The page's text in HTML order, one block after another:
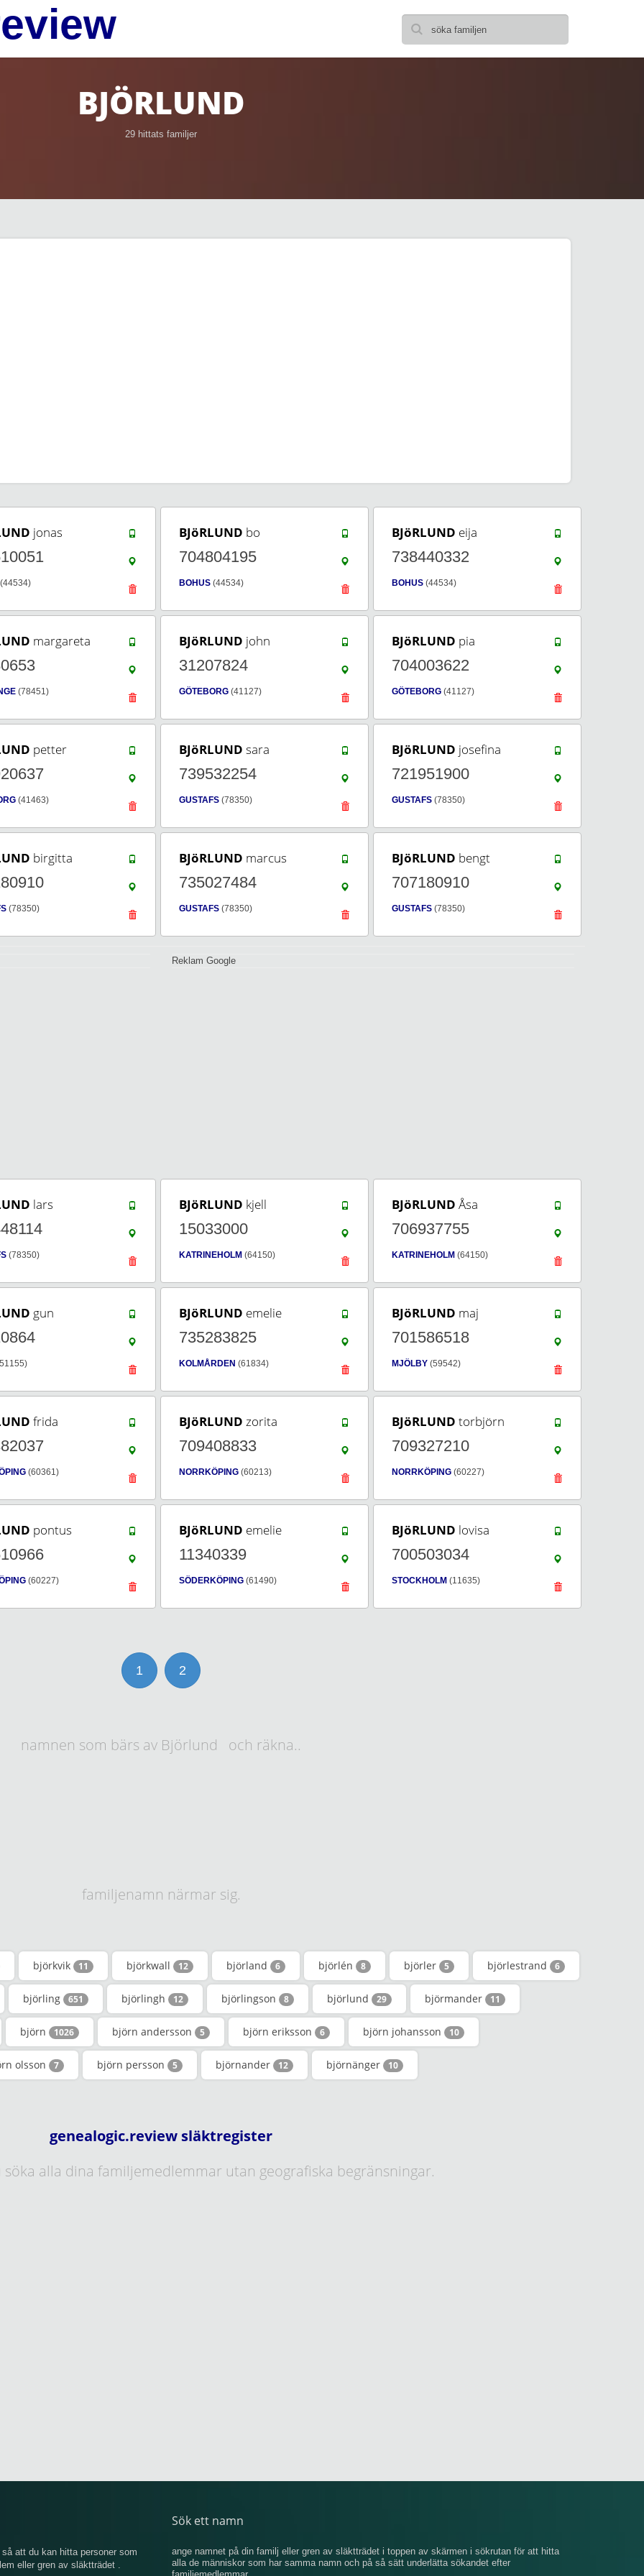
BJÖRLUND
29 hittats familjer
jonas
(44534)
BJöRLUND bo
704804195
BOHUS (44534)
BJöRLUND eija
738440332
BOHUS (44534)
margareta
(78451)
BJöRLUND john
31207824
GÖTEBORG (41127)
BJöRLUND pia
704003622
GÖTEBORG (41127)
petter
(41463)
BJöRLUND sara
739532254
GUSTAFS (78350)
BJöRLUND josefina
721951900
GUSTAFS (78350)
birgitta
(78350)
BJöRLUND marcus
735027484
GUSTAFS (78350)
BJöRLUND bengt
707180910
GUSTAFS (78350)
Reklam Google
lars
(78350)
BJöRLUND kjell
15033000
KATRINEHOLM (64150)
BJöRLUND Åsa
706937755
KATRINEHOLM (64150)
gun BJöRLUND emelie
735283825
KOLMÅRDEN (61834)
BJöRLUND maj
701586518
MJÖLBY (59542)
frida
(60361)
BJöRLUND zorita
709408833
NORRKÖPING (60213)
BJöRLUND torbjörn
709327210
NORRKÖPING (60227)
pontus
(60227)
BJöRLUND emelie
11340339
SÖDERKÖPING (61490)
BJöRLUND lovisa
700503034
STOCKHOLM (11635)
1 2
namnen som bärs av Björlund och räkna..
familjenamn närmar sig.
björkvik 11 björkwall 12 björland 6 björlén 8 björler 5 björlestrand 6
björling 651 björlingh 12 björlingson 8 björlund 29 björmander 11
björn 1026 björn andersson 5 björn eriksson 6 björn johansson 10
olsson 7 björn persson 5 björnander 12 björnänger 10
genealogic.review släktregister
söka alla dina familjemedlemmar utan geografiska begränsningar.
att du kan hitta personer som
eller gren av släktträdet .
Sök ett namn
ange namnet på din familj eller gren av släktträdet i toppen av skärmen i sökrutan för att hitta
alla de människor som har samma namn och på så sätt underlätta sökandet efter